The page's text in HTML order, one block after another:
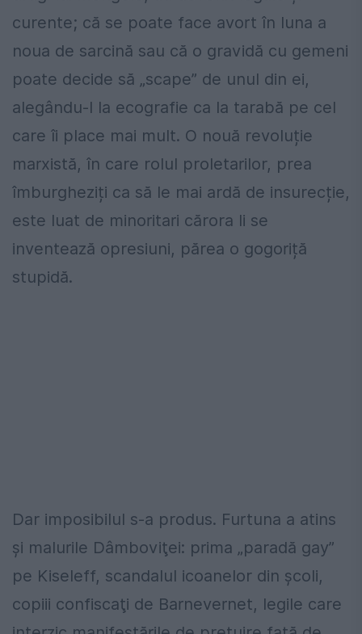
curente; că se poate face avort în luna a
noua de sarcină sau că o gravidă cu gemeni
poate decide să „scape” de unul din ei,
alegându-l la ecografie ca la tarabă pe cel
care îi place mai mult. O nouă revoluție
marxistă, în care rolul proletarilor, prea
îmburgheziți ca să le mai ardă de insurecție,
este luat de minoritari cărora li se
inventează opresiuni, părea o gogoriță
stupidă.
Dar imposibilul s-a produs. Furtuna a atins
şi malurile Dâmboviţei: prima „paradă gay”
pe Kiseleff, scandalul icoanelor din şcoli,
copiii confiscaţi de Barnevernet, legile care